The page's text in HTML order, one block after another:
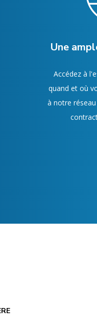
Une
Accédez à
quand et où
à notre